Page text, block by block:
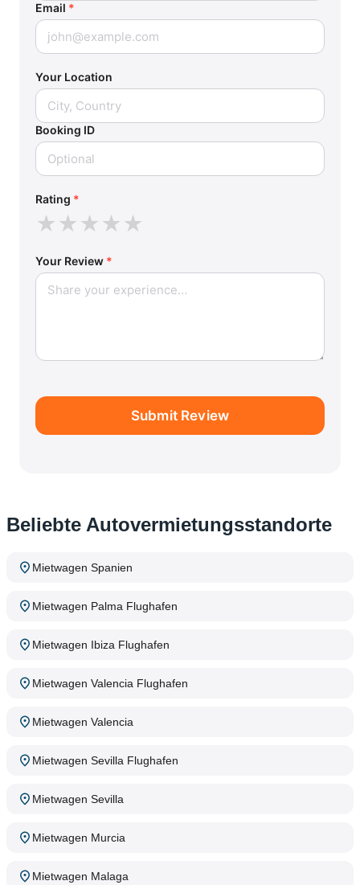
Email *
Your Location
Booking ID
Rating *
★★★★★
Your Review *
Submit Review
Beliebte Autovermietungsstandorte
Mietwagen Spanien
Mietwagen Palma Flughafen
Mietwagen Ibiza Flughafen
Mietwagen Valencia Flughafen
Mietwagen Valencia
Mietwagen Sevilla Flughafen
Mietwagen Sevilla
Mietwagen Murcia
Mietwagen Malaga